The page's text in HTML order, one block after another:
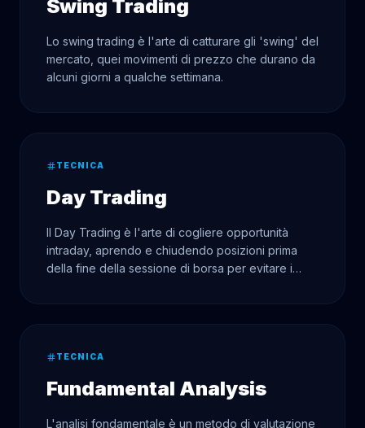
Swing Trading
Lo swing trading è l'arte di catturare gli 'swing' del
mercato, quei movimenti di prezzo che durano da
alcuni giorni a qualche settimana.
TECNICA
Day Trading
Il Day Trading è l'arte di cogliere opportunità
intraday, aprendo e chiudendo posizioni prima
della fine della sessione di borsa per evitare i
TECNICA
Fundamental Analysis
L'analisi fondamentale è un metodo di valutazione